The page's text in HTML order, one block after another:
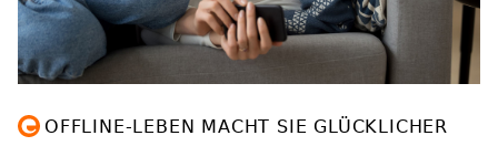
OFFLINE-LEBEN MACHT SIE GLÜCKLICHER